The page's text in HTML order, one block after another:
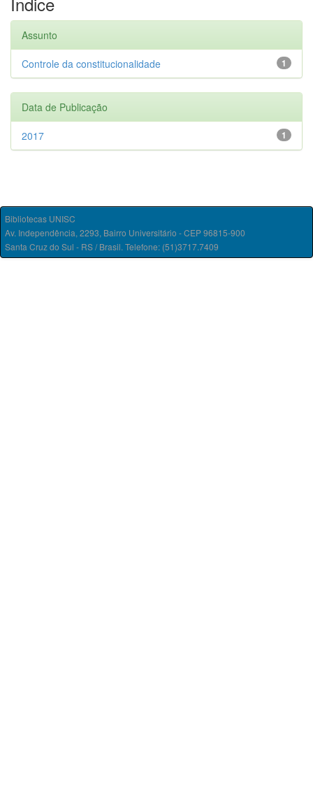
Assunto
1
Controle da constitucionalidade
Data de Publicação
1
2017
Bibliotecas UNISC
Av. Independência, 2293, Bairro Universitário - CEP 96815-900
Santa Cruz do Sul - RS / Brasil. Telefone: (51)3717.7409